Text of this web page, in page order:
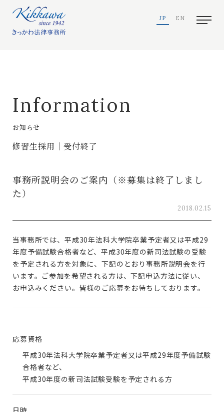
JP EN
Information
お知らせ
修習生採用｜受付終了
事務所説明会のご案内（※募集は終了しまし
た）
2018.02.15
当事務所では、平成30年法科大学院卒業予定者又は平成29
年度予備試験合格者など、平成30年度の新司法試験の受験
を予定される方を対象に、下記のとおり事務所説明会を行
います。ご参加を希望される方は、下記申込方法に従い、
お申込みください。皆様のご応募をお待ちしております。
応募資格
平成30年法科大学院卒業予定者又は平成29年度予備試験
合格者など、
平成30年度の新司法試験受験を予定される方
日時